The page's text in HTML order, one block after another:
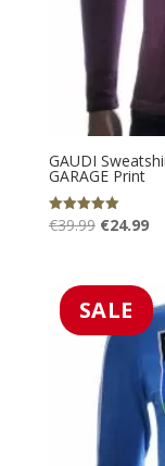
GAUDI
GARAGE Print
Gewaardeerd
5.00
€39.99
€39.99.
€24.99
SALE